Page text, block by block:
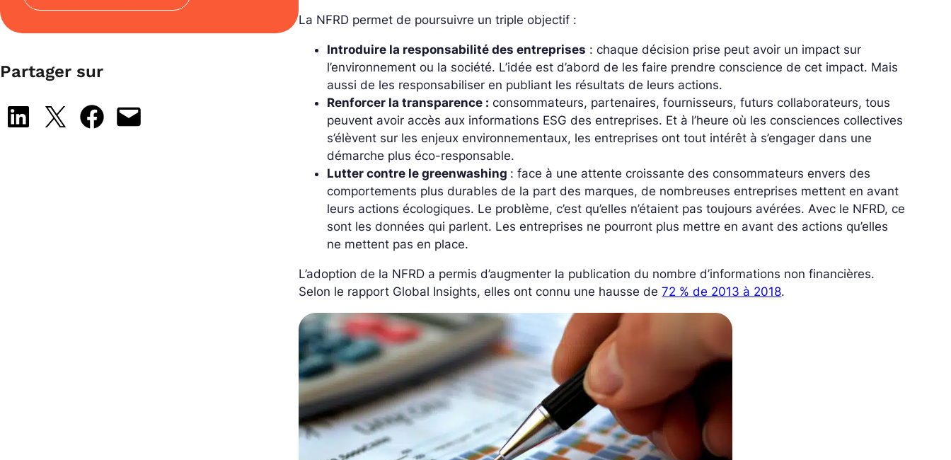
Partager sur
Share on LinkedIn
Share on X Share on Facebook
Email this Page
La NFRD permet de poursuivre un triple objectif :
Introduire la responsabilité des entreprises : chaque décision prise peut avoir un impact sur
l’environnement ou la société. L’idée est d’abord de les faire prendre conscience de cet impact. Mais
aussi de les responsabiliser en publiant les résultats de leurs actions.
Renforcer la transparence : consommateurs, partenaires, fournisseurs, futurs collaborateurs, tous
peuvent avoir accès aux informations ESG des entreprises. Et à l’heure où les consciences collectives
s’élèvent sur les enjeux environnementaux, les entreprises ont tout intérêt à s’engager dans une
démarche plus éco-responsable.
Lutter contre le greenwashing : face à une attente croissante des consommateurs envers des
comportements plus durables de la part des marques, de nombreuses entreprises mettent en avant
leurs actions écologiques. Le problème, c’est qu’elles n’étaient pas toujours avérées. Avec le NFRD, ce
sont les données qui parlent. Les entreprises ne pourront plus mettre en avant des actions qu’elles
ne mettent pas en place.
L’adoption de la NFRD a permis d’augmenter la publication du nombre d’informations non financières.
Selon le rapport Global Insights, elles ont connu une hausse de72 % de 2013 à 2018.